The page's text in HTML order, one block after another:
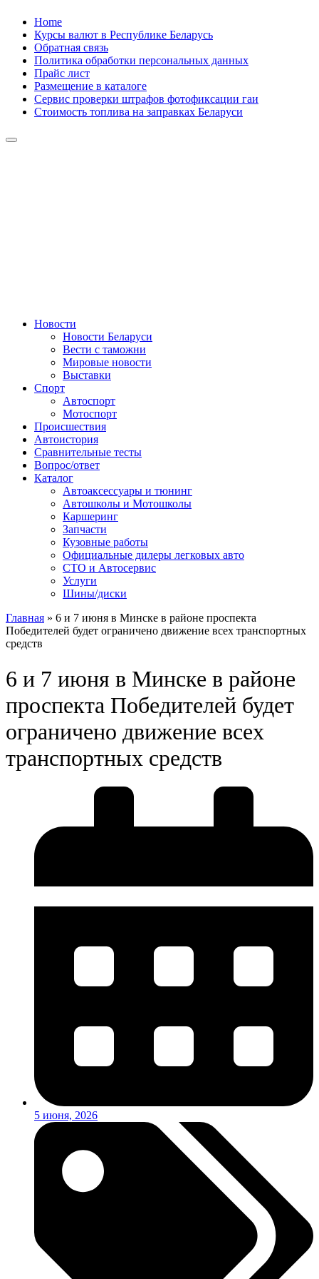
Skip
content
Home
Курсы валют в Республике Беларусь
Обратная связь
Политика обработки персональных данных
Прайс лист
Размещение в каталоге
Сервис проверки штрафов фотофиксации гаи
Стоимость топлива на заправках Беларуси
Сайт про автомобили
Новости
Новости Беларуси
Вести с таможни
Мировые новости
Выставки
Спорт
Автоспорт
Мотоспорт
Происшествия
Автоистория
Сравнительные тесты
Вопрос/ответ
Каталог
Автоакcессуары и тюнинг
Автошколы и Мотошколы
Каршеринг
Запчасти
Кузовные работы
Официальные дилеры легковых авто
СТО и Автосервис
Услуги
Шины/диски
Главная » 6 и 7 июня в Минске в районе проспекта
Победителей будет ограничено движение всех транспортных
средств
6 и 7 июня в Минске в районе
проспекта Победителей будет
ограничено движение всех
транспортных средств
5 июня, 2026